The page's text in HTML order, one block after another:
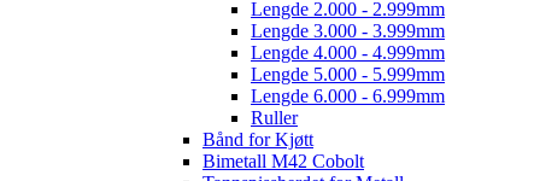
Lengde 2.000 - 2.999mm
Lengde 3.000 - 3.999mm
Lengde 4.000 - 4.999mm
Lengde 5.000 - 5.999mm
Lengde 6.000 - 6.999mm
Ruller
Bånd for Kjøtt
Bimetall M42 Cobolt